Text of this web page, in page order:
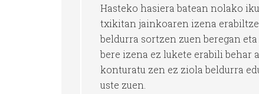
Hasteko hasiera batean nolako
txikitan jainkoaren izena
beldurra sortzen zuen beregan
bere izena ez lukete erabili behar
konturatu zen ez ziola beldurra
uste zuen.